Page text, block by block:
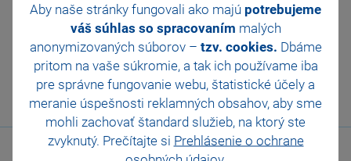
Aby naše stránky fungovali ako majú potrebujeme
váš súhlas so spracovaním malých
anonymizovaných súborov – tzv. cookies. Dbáme
pritom na vaše súkromie, a tak ich používame iba
pre správne fungovanie webu, štatistické účely a
meranie úspešnosti reklamných obsahov, aby sme
mohli zachovať štandard služieb, na ktorý ste
zvyknutý. Prečítajte si Prehlásenie o ochrane
zálohovanie
Zmeny v DPH od 1.1.2025
Všeobecný internetový
obchod
E-fakturácia 2027
Pomohla Vám tato
odpověď?
Ano
Tisknout